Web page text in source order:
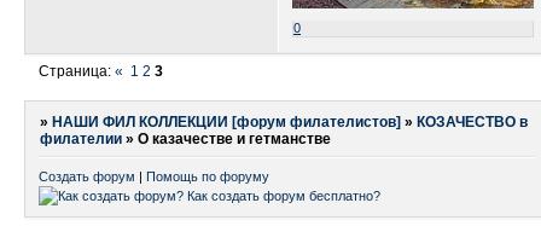
0
Страница:« 1 2 3
»НАШИ ФИЛ КОЛЛЕКЦИИ [форум филателистов] »КОЗАЧЕСТВО в
филателии »О казачестве и гетманстве
Создать форум | Помощь по форуму